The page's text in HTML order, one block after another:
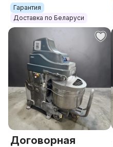
Гарантия
Доставка по Беларуси
Договорная